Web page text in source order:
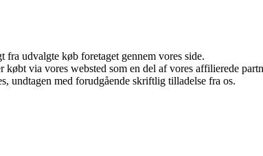
udvalgte køb foretaget gennem vores side.
via vores websted som en del af vores affilierede
undtagen med forudgående skriftlig tilladelse fra os.